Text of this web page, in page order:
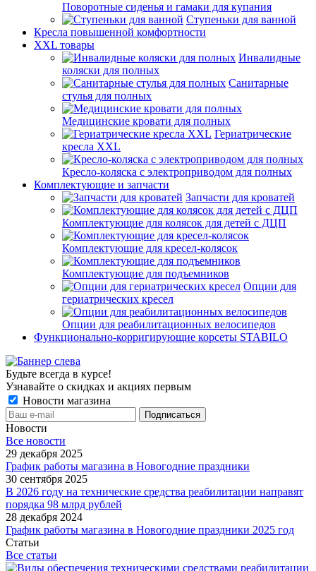
Поворотные сиденья и гамаки для купания
Ступеньки для ванной
Кресла повышенной комфортности
XXL товары
Инвалидные
коляски для полных
Санитарные
стулья для полных
Медицинские кровати для полных
Гериатрические
кресла XXL
Кресло-коляска с электроприводом для полных
Комплектующие и запчасти
Запчасти для кроватей
Комплектующие для колясок для детей с ДЦП
Комплектующие для кресел-колясок
Комплектующие для подъемников
Опции для
гериатрических кресел
Опции для реабилитационных велосипедов
Функционально-корригирующие корсеты STABILO
Будьте всегда в курсе!
Узнавайте о скидках и акциях первым
Новости магазина
Новости
Все новости
29 декабря 2025
График работы магазина в Новогодние праздники
30 сентября 2025
В 2026 году на технические средства реабилитации направят
порядка 98 млрд рублей
28 декабря 2024
График работы магазина в Новогодние праздники 2025 год
Статьи
Все статьи